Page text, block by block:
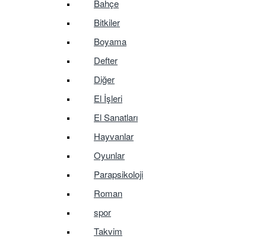
Bahçe
Bitkiler
Boyama
Defter
Diğer
El İşleri
El Sanatları
Hayvanlar
Oyunlar
Parapsikoloji
Roman
spor
Takvim